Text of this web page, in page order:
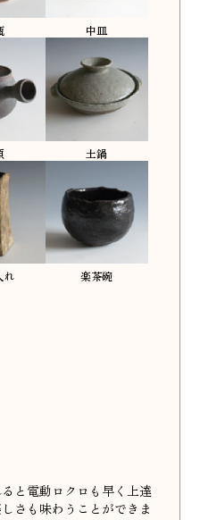
中皿
土鍋
れ 楽茶碗
と電動ロクロも早く上達
さも味わうことができま